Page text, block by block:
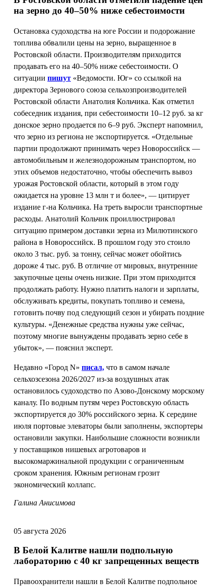
на зерно до 40–50% ниже себестоимости
Остановка судоходства на юге России и подорожание
топлива обвалили цены на зерно, выращенное в
Ростовской области. Производителям приходится
продавать его на 40–50% ниже себестоимости. О
ситуации пишут «Ведомости. Юг» со ссылкой на
директора Зернового союза сельхозпроизводителей
Ростовской области Анатолия Кольчика. Как отметил
собеседник издания, при себестоимости 10–12 руб. за кг
донское зерно продается по 6–9 руб. Эксперт напомнил,
что зерно из региона не экспортируется. «Отдельные
партии продолжают принимать через Новороссийск —
автомобильным и железнодорожным транспортом, но
этих объемов недостаточно, чтобы обеспечить вывоз
урожая Ростовской области, который в этом году
ожидается на уровне 13 млн т и более», — цитирует
издание г-на Кольчика. На треть выросли транспортные
расходы. Анатолий Кольчик проиллюстрировал
ситуацию примером доставки зерна из Милютинского
района в Новороссийск. В прошлом году это стоило
около 3 тыс. руб. за тонну, сейчас может обойтись
дороже 4 тыс. руб. В отличие от мировых, внутренние
закупочные цены очень низкие. При этом приходится
продолжать работу. Нужно платить налоги и зарплаты,
обслуживать кредиты, покупать топливо и семена,
готовить почву под следующий сезон и убирать поздние
культуры. «Денежные средства нужны уже сейчас,
поэтому многие вынуждены продавать зерно себе в
убыток», — пояснил эксперт.
Недавно «Город N» писал, что в самом начале
сельхозсезона 2026/2027 из-за воздушных атак
остановилось судоходство по Азово-Донскому морскому
каналу. По водным путям через Ростовскую область
экспортируется до 30% российского зерна. К середине
июля портовые элеваторы были заполнены, экспортеры
остановили закупки. Наибольшие сложности возникли
у поставщиков нишевых агротоваров и
высокомаржинальной продукции с ограниченным
сроком хранения. Южным регионам грозит
экономический коллапс.
Галина Анисимова
05 августа 2026
В Белой Калитве нашли подпольную
лабораторию с 40 кг запрещенных веществ
Правоохранители нашли в Белой Калитве подпольное